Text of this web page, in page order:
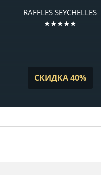
RAFFLES SEYCHELLES
★★★★★
СКИДКА 40%